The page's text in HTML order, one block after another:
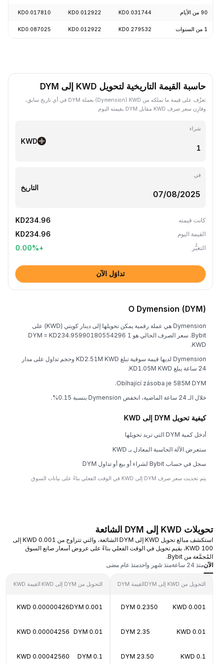
90 من الأيام KD0.031744
KD0.012922
KD0.017810
1 من السنوات KD0.279532
KD0.012922
KD0.087025
حاسبة القيمة التاريخية لتحويل KWD إلى DYM
تعرَّف على قيمة ما تملكه من KWD ‏(Dymension) بعملة DYM في أي تاريخ سابق،
وقارِن سعر صرف KWD مقابل DYM بقيمته اليوم.
شراء
KWD
في
التاريخ
كانت قيمته KD234.96
القيمة اليوم KD234.96
التغيُّر +
0.00%
تداوَل الآن
O Dymension (DYM)
Dymension هي عملة رقمية يمكن تحويلها إلى دينار كويتي (KWD) على
Bybit. سعر الصرف الحالي هو 1 DYM = KD234.95990180554296
KWD.
Dymension لديها قيمة سوقية تبلغ KD2.51M KWD وحجم تداول على مدار
24 ساعة يبلغ KD1.05M KWD.
Obíhající zásoba je 585M DYM.
خلال الـ 24 ساعة الماضية، انخفض Dymension بنسبة 0.15%.
كيفية تحويل DYM إلى KWD
أدخل كمية DYM التي تريد تحويلها
ستعرض الآلة الحاسبة المعادل بـ KWD
سجل في حساب Bybit لشراء أو بيع أو تداول DYM
يتم تحديث سعر صرف DYM إلى KWD في الوقت الفعلي بناءً على بيانات السوق.
تحويلات KWD إلى DYM الشائعة
استكشف مبالغ تحويل KWD إلى DYM الشائعة، والتي تتراوح من 0.001 KWD إلى
100 KWD، بقيم تحويل في الوقت الفعلي بناءً على عروض أسعار صانع السوق
المُجمَّعة من Bybit.
الآنمنذ 24 ساعة منذ شهر واحدمنذ عام مضى
التحويل من KWD إلى DYM القيمة DYM
0.001 KWD
0.2350 DYM
0.01 KWD
2.35 DYM
0.1 KWD
23.50 DYM
التحويل من DYM إلى KWD القيمة KWD
0.001 DYM
0.00000426 KWD
0.01 DYM
0.00004256 KWD
0.1 DYM
0.00042560 KWD